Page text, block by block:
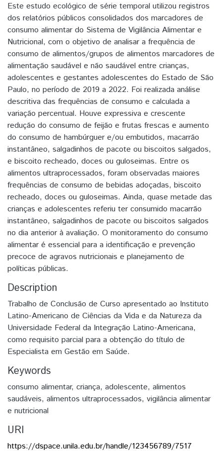
Este estudo ecológico de série temporal utilizou registros
dos relatórios públicos consolidados dos marcadores de
consumo alimentar do Sistema de Vigilância Alimentar e
Nutricional, com o objetivo de analisar a frequência de
consumo de alimentos/grupos de alimentos marcadores de
alimentação saudável e não saudável entre crianças,
adolescentes e gestantes adolescentes do Estado de São
Paulo, no período de 2019 a 2022. Foi realizada análise
descritiva das frequências de consumo e calculada a
variação percentual. Houve expressiva e crescente
redução do consumo de feijão e frutas frescas e aumento
do consumo de hambúrguer e/ou embutidos, macarrão
instantâneo, salgadinhos de pacote ou biscoitos salgados,
e biscoito recheado, doces ou guloseimas. Entre os
alimentos ultraprocessados, foram observadas maiores
frequências de consumo de bebidas adoçadas, biscoito
recheado, doces ou guloseimas. Ainda, quase metade das
crianças e adolescentes referiu ter consumido macarrão
instantâneo, salgadinhos de pacote ou biscoitos salgados
no dia anterior à avaliação. O monitoramento do consumo
alimentar é essencial para a identificação e prevenção
precoce de agravos nutricionais e planejamento de
políticas públicas.
Description
Trabalho de Conclusão de Curso apresentado ao Instituto
Latino-Americano de Ciências da Vida e da Natureza da
Universidade Federal da Integração Latino-Americana,
como requisito parcial para a obtenção do título de
Especialista em Gestão em Saúde.
Keywords
consumo alimentar, criança, adolescente, alimentos
saudáveis, alimentos ultraprocessados, vigilância alimentar
e nutricional
URI
https://dspace.unila.edu.br/handle/123456789/7517